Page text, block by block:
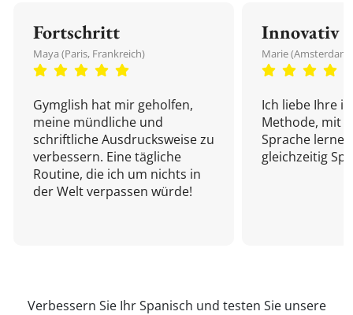
Fortschritt
Maya (Paris, Frankreich)
Gymglish hat mir geholfen,
meine mündliche und
schriftliche Ausdrucksweise zu
verbessern. Eine tägliche
Routine, die ich um nichts in
der Welt verpassen würde!
Innovativ
Marie
Ich liebe Ihre
Methode, mit
Sprache
gleichzeitig
Verbessern Sie Ihr Spanisch und testen Sie unsere